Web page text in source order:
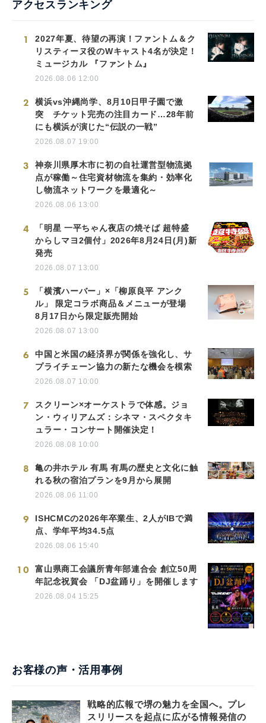
アクセスランキング
1
2027年夏、待望の再演！ファントム＆ク
リスティーヌ役のWキャスト4名が決定！
ミュージカル 『ファントム』
2026.08.06 12:00
2
横浜vs沖縄尚学、8月10日甲子園で激
突 チケット完売の注目カード…28年前
にも横浜が演じた“伝説の一戦”
2026.08.07 19:00
3
神奈川県厚木市に初の自社運営型物流拠
点が稼働～住宅資材物流を集約・効率化
し物流ネットワークを最適化～
2026.08.06 13:00
4
「明星 一平ちゃん夜店の焼そば 超特盛
からしマヨ2個付」2026年8月24日(月)新
発売
2026.08.07 13:00
5
「横濱ハーバー」×「柳原良平 アンク
ル」 限定コラボ商品＆メニューが登場
8月17日から限定販売開始
2026.08.07 13:00
6
中国と米国の経済界が関係を強化し、サ
プライチェーン協力の新たな機会を模索
2026.08.07 10:00
7
スクリーン×オーケストラで体感。ジョ
ン・ウィリアムズ：シネマ・スペクタキ
ュラー・コンサート開催決定！
2026.08.08 10:00
8
亀の井ホテル 有馬 有馬の歴史と文化に触
れる秋の宿泊プランを9月から展開
2026.08.06 11:00
9
ISHCMCの2026年卒業生、2人がIBで満
点、学年平均34.5点
2026.08.06 15:40
10
富山県商工会議所青年部連合会 創立50周
年記念祝賀会 「DJ盆踊り」を開催します
2026.08.04 15:25
お客様の声・活用事例
戦略的広報で堺の魅力を全国へ。プレ
スリリースを起点に広がる情報発信の